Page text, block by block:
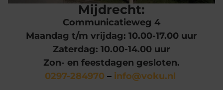
Mijdrecht:
Communicatieweg 4
Maandag t/m vrijdag: 10.00-17.00 uur
Zaterdag: 10.00-14.00 uur
Zon- en feestdagen gesloten.
0297-284970 – info@voku.nl